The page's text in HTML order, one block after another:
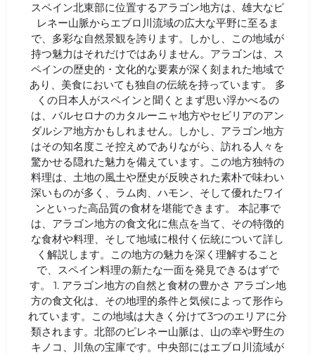
スペイン北東部に位置するアラゴン地方は、雄大なピ
レネー山脈からエブロ川流域の広大な平野に至るま
で、多彩な自然景観を誇ります。しかし、この地域が
持つ魅力はそれだけではありません。アラゴンは、ス
ペインの歴史的・文化的な要素が深く刻まれた地域で
あり、美食においても独自の伝統を持っています。 多
くの日本人がスペインと聞くとまず思い浮かべるの
は、バルセロナのカタルーニャ地方やセビリアのアン
ダルシア地方かもしれません。しかし、アラゴン地方
はその知名度こそ控えめでありながら、訪れる人々を
驚かせる隠れた魅力を備えています。この地方独特の
料理は、土地の風土や歴史が反映された素朴で味わい
深いものが多く、ラム肉、ハモン、そして優れたワイ
ンといった高品質の食材を堪能できます。 本記事で
は、アラゴン地方の食文化に焦点を当て、その特徴的
な食材や料理、そして地域に根付く伝統について詳し
く解説します。この地方の魅力を深く理解すること
で、スペイン料理の新たな一面を発見できるはずで
す。 1. アラゴン地方の自然と食材の豊かさ アラゴン地
方の食文化は、その地理的条件と気候によって形作ら
れています。この地域は大きく分けて3つのエリアに分
類されます。北部のピレネー山脈は、山の幸や野生の
キノコ、川魚の宝庫です。中央部にはエブロ川流域が